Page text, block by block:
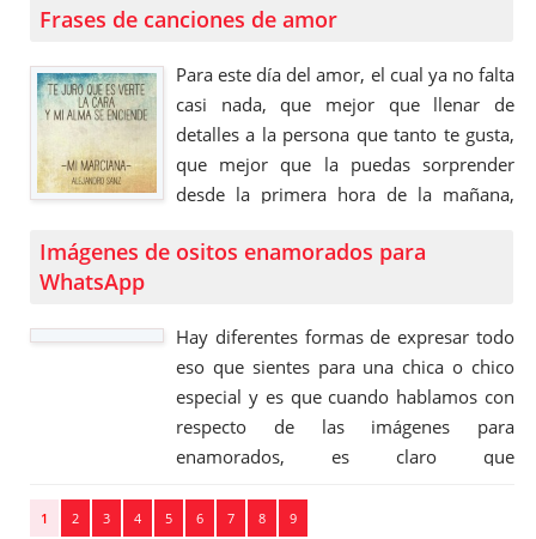
puedes dedicar todo tu amor a la
Frases de canciones de amor
Para este día del amor, el cual ya no falta
casi nada, que mejor que llenar de
detalles a la persona que tanto te gusta,
que mejor que la puedas sorprender
desde la primera hora de la mañana,
frases de canciones de amor, esas
Imágenes de ositos enamorados para
WhatsApp
Hay diferentes formas de expresar todo
eso que sientes para una chica o chico
especial y es que cuando hablamos con
respecto de las imágenes para
enamorados, es claro que
que puedas dedicar los mensajes más
1 2 3 4 5 6 7 8 9